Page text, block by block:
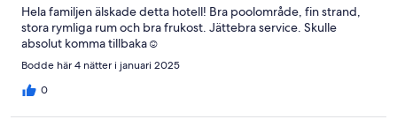
Hela familjen älskade detta hotell! Bra poolområde, fin strand,
stora rymliga rum och bra frukost. Jättebra service. Skulle
absolut komma tillbaka☺️
Bodde här 4 nätter i januari 2025
0